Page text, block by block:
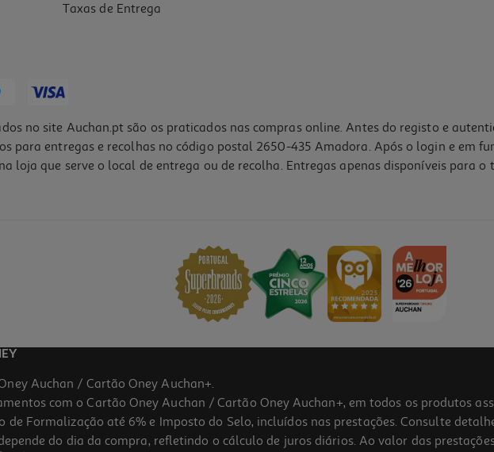
Taxas de Entrega
no site Auchan.pt são os praticados nas compras online. Antes do registo e
para entregas e recolhas no código postal 2650-435 Amadora. Após o login e em
loja que serve o local de entrega ou de recolha. Entregas apenas disponíveis para
Auchan / Cartão Oney Auchan+.
com o Cartão Oney Auchan / Cartão Oney Auchan+, em todos os produtos
de Formalização até 6% e Imposto do Selo, incluídos nas prestações. Consulte
do dia da compra, refletindo o cálculo de juros diários. Ao valor das